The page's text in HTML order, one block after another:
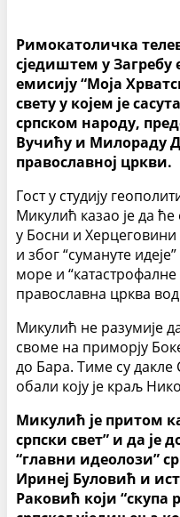
Римокатоличка
сједиштем у Загребу
емисију “Моја
свету у којем је
српском народу,
Вучићу и Милораду
православној цркви.
Гост у студију
Микулић казао је да
у Босни и
и због “сумануте
море и
православна црква
Микулић не разумије
своме на приморју
до Бара. Тиме су дакле
обали коју је краљ
Микулић је притом
српски свет” и да је
“главни идеолози”
Иринеј Буловић и
Раковић који “скупа